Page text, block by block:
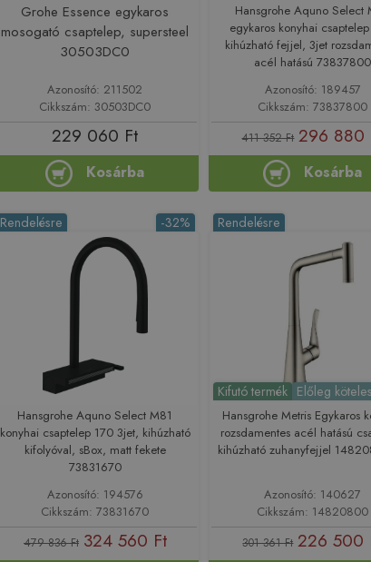
Grohe Essence egykaros
mosogató csaptelep, supersteel
30503DC0
Azonosító: 211502
Cikkszám: 30503DC0
229 060 Ft
Kosárba
Hansgrohe Aquno Select
egykaros konyhai
kihúzható fejjel, 3jet
acél hatású 73837800
Azonosító: 189457
Cikkszám: 73837800
411 352 Ft 296 880
Kosárba
-32%
Rendelésre
Hansgrohe Aquno Select M81
konyhai csaptelep 170 3jet, kihúzható
kifolyóval, sBox, matt fekete
73831670
Azonosító: 194576
Cikkszám: 73831670
479 836 Ft 324 560 Ft
Kifutó termék Előleg köteles
Rendelésre
Hansgrohe Metris Egykaros
rozsdamentes acél hatású
kihúzható zuhanyfejjel
Azonosító: 140627
Cikkszám: 14820800
301 361 Ft 226 500